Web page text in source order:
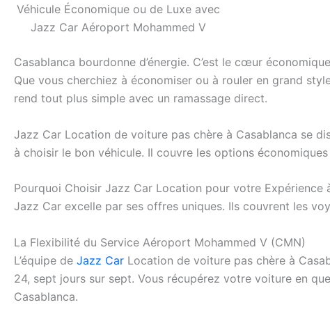
Véhicule Économique ou de Luxe avec
Jazz Car Aéroport Mohammed V
Casablanca bourdonne d’énergie. C’est le cœur
Que vous cherchiez à économiser ou à rouler en grand
rend tout plus simple avec un ramassage direct.
Jazz Car Location de voiture pas chère à Casablanca se
à choisir le bon véhicule. Il couvre les options
Pourquoi Choisir Jazz Car Location pour votre Expérience
Jazz Car excelle par ses offres uniques. Ils couvrent les
La Flexibilité du Service Aéroport Mohammed V (CMN)
L’équipe de Jazz Car Location de voiture pas chère à
24, sept jours sur sept. Vous récupérez votre voiture en
Casablanca.